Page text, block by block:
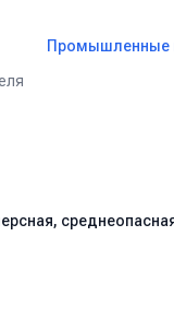
Промышленные